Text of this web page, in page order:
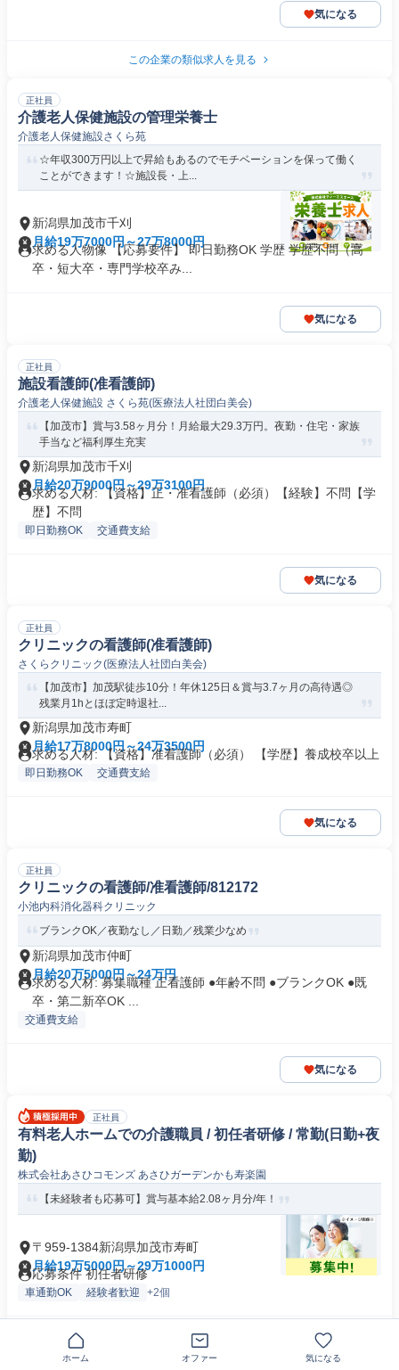
気になる
この企業の類似求人を見る
正社員
介護老人保健施設の管理栄養士
介護老人保健施設さくら苑
☆年収300万円以上で昇給もあるのでモチベーションを保って働く
ことができます！☆施設長・上...
新潟県加茂市千刈
月給19万7000円～27万8000円
求める人物像 【応募要件】 即日勤務OK 学歴 学歴不問（高
卒・短大卒・専門学校卒み...
気になる
正社員
施設看護師(准看護師)
介護老人保健施設 さくら苑(医療法人社団白美会)
【加茂市】賞与3.58ヶ月分！月給最大29.3万円。夜勤・住宅・家族
手当など福利厚生充実
新潟県加茂市千刈
月給20万9000円～29万3100円
求める人材: 【資格】正・准看護師（必須）【経験】不問【学
歴】不問
即日勤務OK 交通費支給
気になる
正社員
クリニックの看護師(准看護師)
さくらクリニック(医療法人社団白美会)
【加茂市】加茂駅徒歩10分！年休125日＆賞与3.7ヶ月の高待遇◎
残業月1hとほぼ定時退社...
新潟県加茂市寿町
月給17万8000円～24万3500円
求める人材: 【資格】准看護師（必須） 【学歴】養成校卒以上
即日勤務OK 交通費支給
気になる
正社員
クリニックの看護師/准看護師/812172
小池内科消化器科クリニック
ブランクOK／夜勤なし／日勤／残業少なめ
新潟県加茂市仲町
月給20万5000円～24万円
求める人材: 募集職種 正看護師 ●年齢不問 ●ブランクOK ●既
卒・第二新卒OK ...
交通費支給
気になる
正社員
有料老人ホームでの介護職員 / 初任者研修 / 常勤(日勤+夜
勤)
株式会社あさひコモンズ あさひガーデンかも寿楽園
【未経験者も応募可】賞与基本給2.08ヶ月分/年！
〒959-1384新潟県加茂市寿町
月給19万5000円～29万1000円
応募条件 初任者研修
車通勤OK 経験者歓迎 +2個
気になる
ホーム オファー 気になる